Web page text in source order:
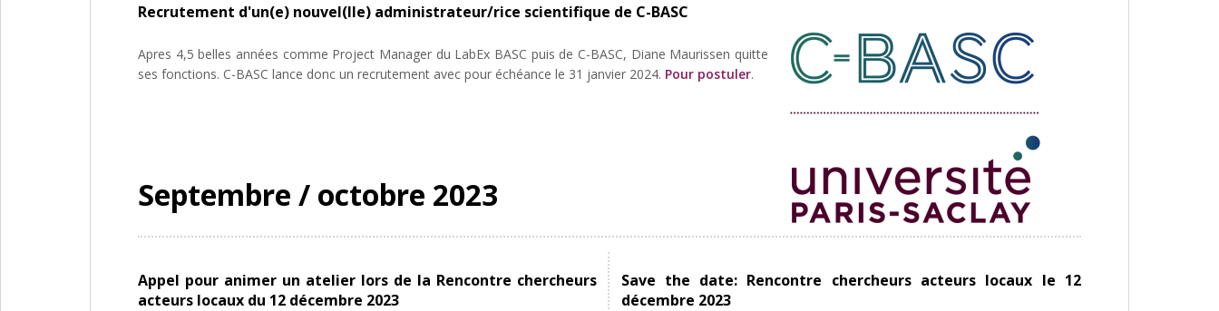
Recrutement d'un(e) nouvel(lle) administrateur/rice scientifique de C-BASC
Apres 4,5 belles années comme Project Manager du LabEx BASC puis de C-BASC, Diane Maurissen quitte
ses fonctions. C-BASC lance donc un recrutement avec pour échéance le 31 janvier 2024. Pour postuler.
Septembre / octobre 2023
Appel pour animer un atelier lors de la Rencontre chercheurs
acteurs locaux du 12 décembre 2023
Save the date: Rencontre chercheurs acteurs locaux le 12
décembre 2023